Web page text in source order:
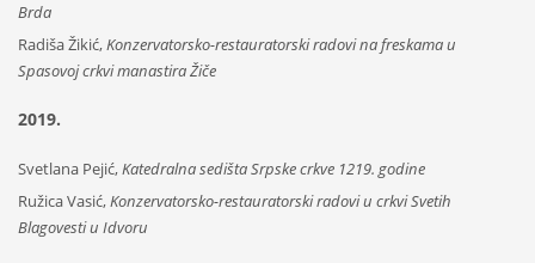
Brda
Radiša Žikić,Konzervatorsko-restauratorski radovi na freskama u
Spasovoj crkvi manastira Žiče
2019.
Svetlana Pejić,Katedralna sedišta Srpske crkve 1219. godine
Ružica Vasić,Konzervatorsko-restauratorski radovi u crkvi Svetih
Blagovesti u Idvoru